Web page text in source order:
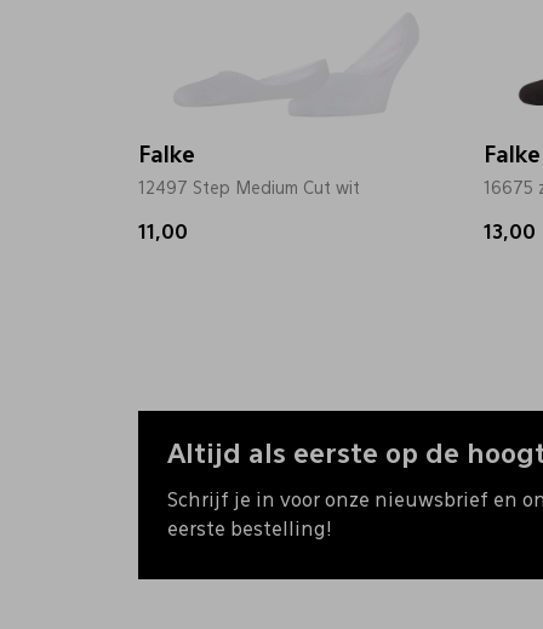
Falke
12497 Step Medium Cut wit
11,00
Falke
16675
13,00
Altijd als eerste op de
Schrijf je in voor onze nieuwsbrief en
eerste bestelling!